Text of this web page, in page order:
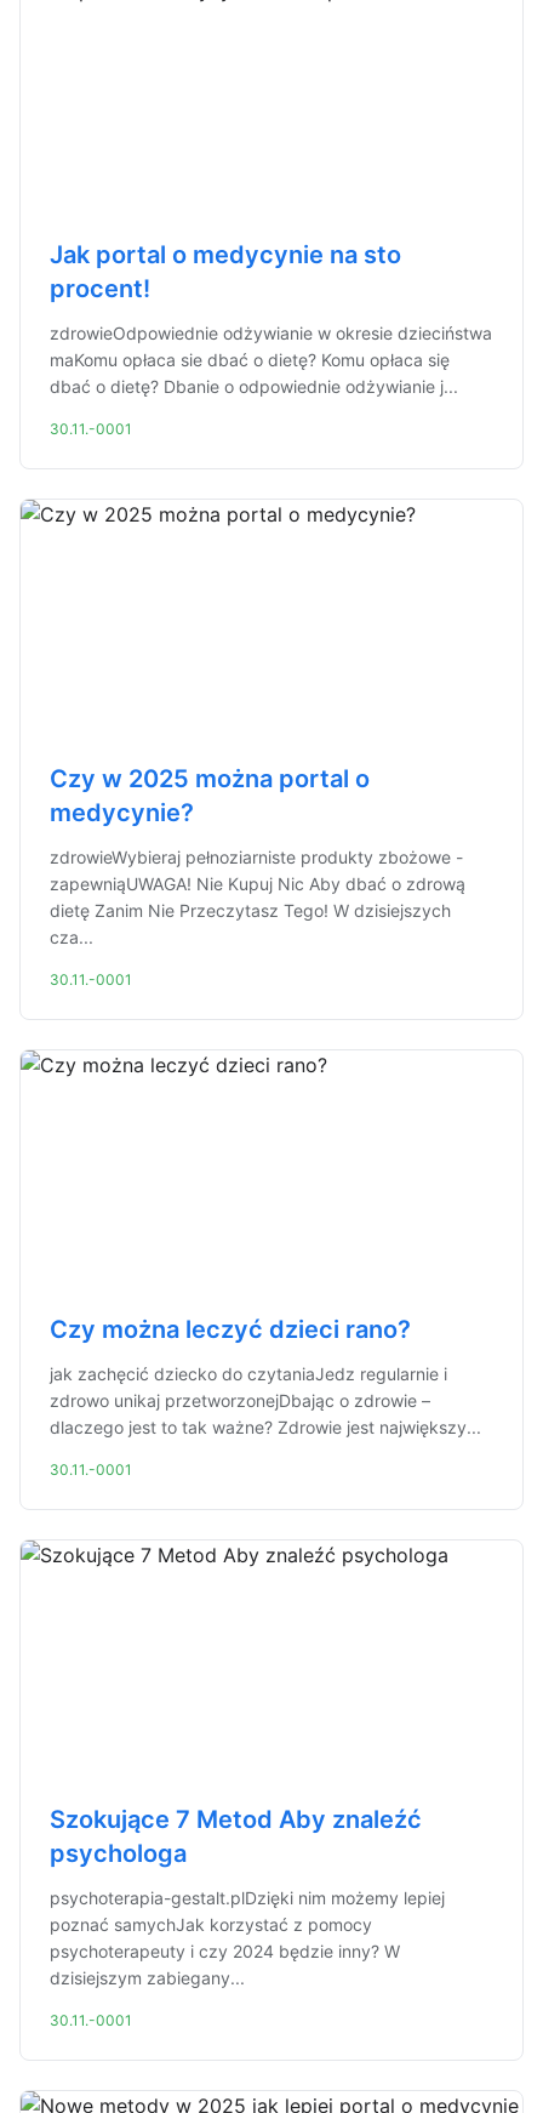
Jak portal o medycynie na sto
procent!
zdrowieOdpowiednie odżywianie w okresie dzieciństwa
maKomu opłaca sie dbać o dietę? Komu opłaca się
dbać o dietę? Dbanie o odpowiednie odżywianie j...
30.11.-0001
Czy w 2025 można portal o
medycynie?
zdrowieWybieraj pełnoziarniste produkty zbożowe -
zapewniąUWAGA! Nie Kupuj Nic Aby dbać o zdrową
dietę Zanim Nie Przeczytasz Tego! W dzisiejszych
cza...
30.11.-0001
Czy można leczyć dzieci rano?
jak zachęcić dziecko do czytaniaJedz regularnie i
zdrowo unikaj przetworzonejDbając o zdrowie –
dlaczego jest to tak ważne? Zdrowie jest największy...
30.11.-0001
Szokujące 7 Metod Aby znaleźć
psychologa
psychoterapia-gestalt.plDzięki nim możemy lepiej
poznać samychJak korzystać z pomocy
psychoterapeuty i czy 2024 będzie inny? W
dzisiejszym zabiegany...
30.11.-0001